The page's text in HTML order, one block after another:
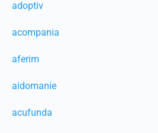
adoptiv
acompania
aferim
aidomanie
acufunda